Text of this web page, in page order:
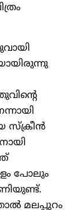
സ്‌ക്രീന്‍
പോലും
മലപ്പുറം